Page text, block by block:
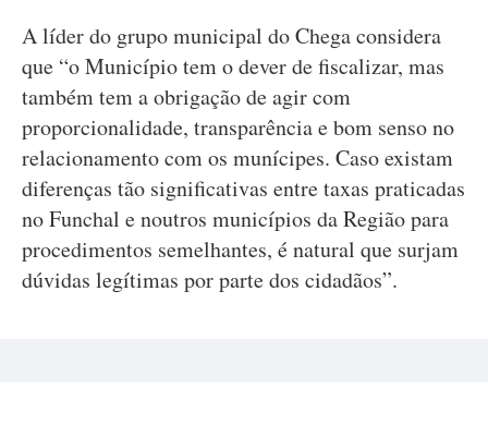
A líder do grupo municipal do Chega considera
que “o Município tem o dever de fiscalizar, mas
também tem a obrigação de agir com
proporcionalidade, transparência e bom senso no
relacionamento com os munícipes. Caso existam
diferenças tão significativas entre taxas praticadas
no Funchal e noutros municípios da Região para
procedimentos semelhantes, é natural que surjam
dúvidas legítimas por parte dos cidadãos”.